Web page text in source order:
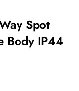
Spot
Body IP44